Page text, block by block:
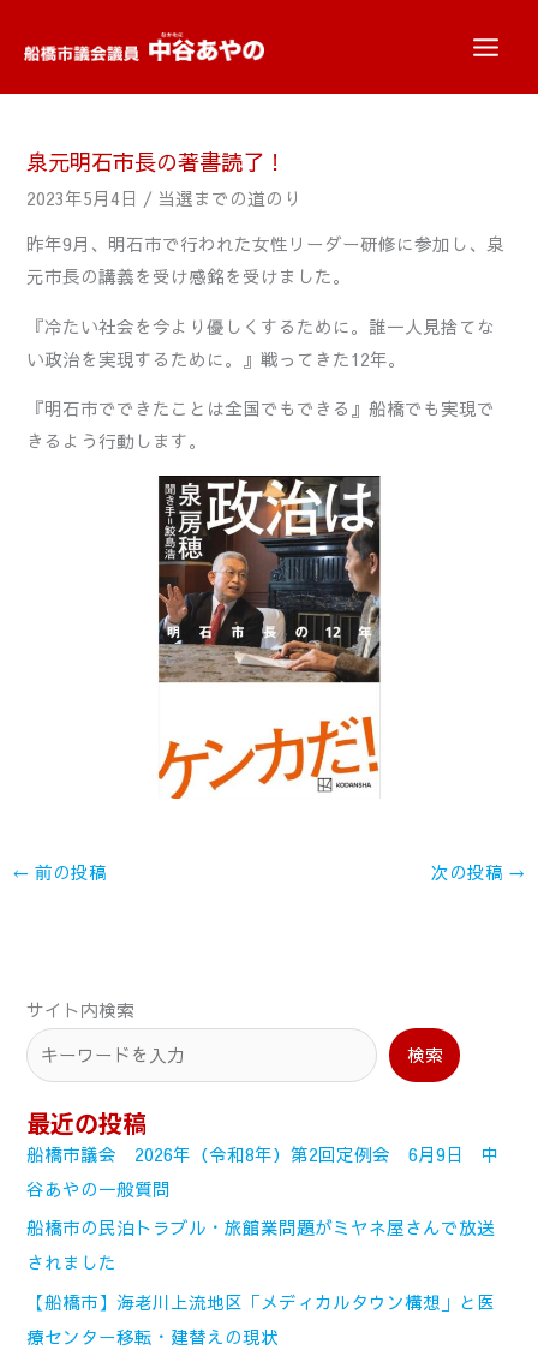
泉元明石市長の著書読了！
2023年5月4日 / 当選までの道のり
昨年9月、明石市で行われた女性リーダー研修に参加し、泉
元市長の講義を受け感銘を受けました。
『冷たい社会を今より優しくするために。誰一人見捨てな
い政治を実現するために。』戦ってきた12年。
『明石市でできたことは全国でもできる』船橋でも実現で
きるよう行動します。
← 前の投稿 次の投稿 →
サイト内検索
検索
最近の投稿
船橋市議会 2026年（令和8年）第2回定例会 6月9日 中
谷あやの一般質問
船橋市の民泊トラブル・旅館業問題がミヤネ屋さんで放送
されました
【船橋市】海老川上流地区「メディカルタウン構想」と医
療センター移転・建替えの現状